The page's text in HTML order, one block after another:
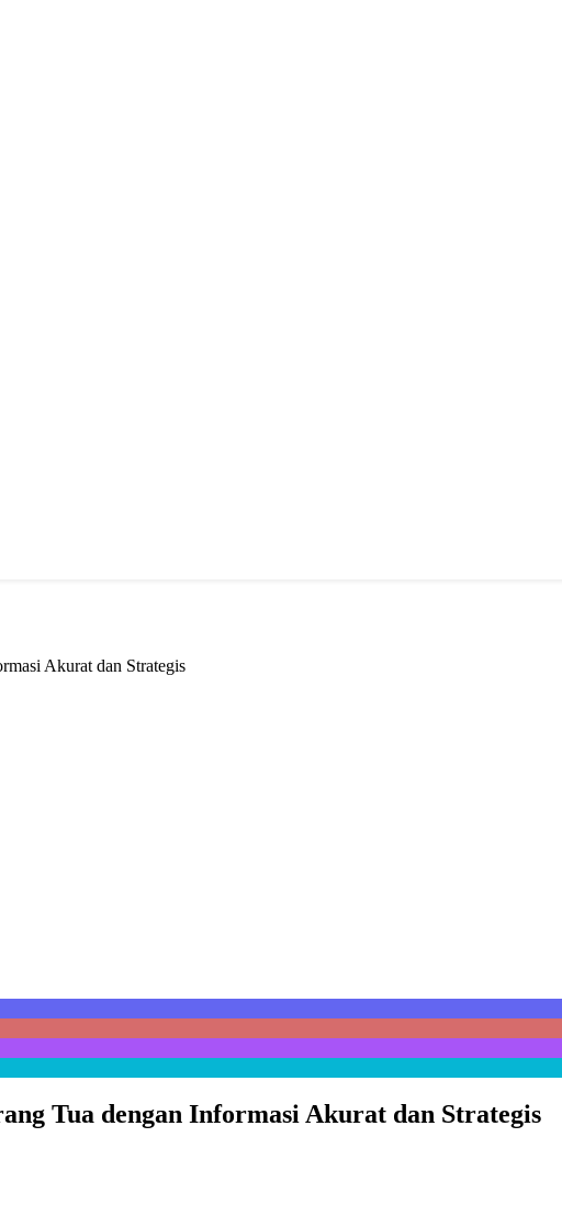
Akurat dan Strategis
Tua dengan Informasi Akurat dan Strategis